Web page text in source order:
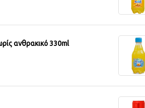
ανθρακικό 330ml